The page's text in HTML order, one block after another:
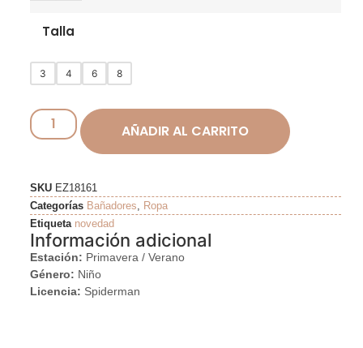
Talla
3 4 6 8
AÑADIR AL CARRITO
SKU EZ18161
Categorías Bañadores, Ropa
Etiqueta novedad
Información adicional
Estación: Primavera / Verano
Género: Niño
Licencia: Spiderman